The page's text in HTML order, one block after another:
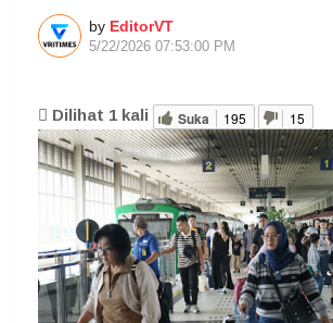
by EditorVT
5/22/2026 07:53:00 PM
Dilihat 1 kali Suka 195 15